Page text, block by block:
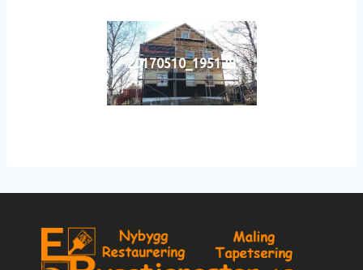
20170510_195128